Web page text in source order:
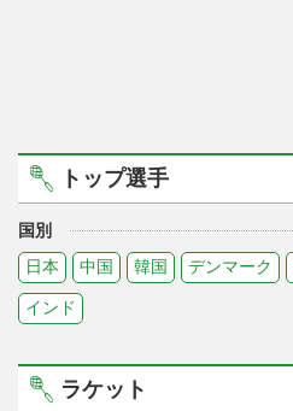
トップ選手
国別
日本
中国 韓国 デンマーク
インド
ラケット